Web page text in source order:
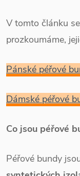
V tomto článku
prozkoumáme,
Pánské péřové
Dámské péřové
Co jsou péřové
Péřové bundy